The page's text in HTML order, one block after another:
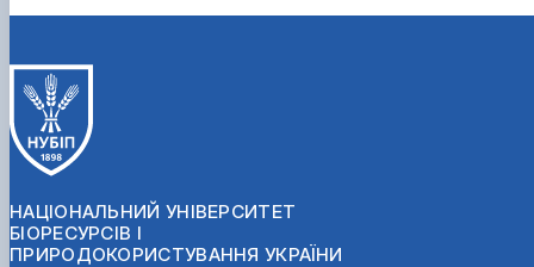
НАЦІОНАЛЬНИЙ УНІВЕРСИТЕТ
БІОРЕСУРСІВ І
ПРИРОДОКОРИСТУВАННЯ УКРАЇНИ